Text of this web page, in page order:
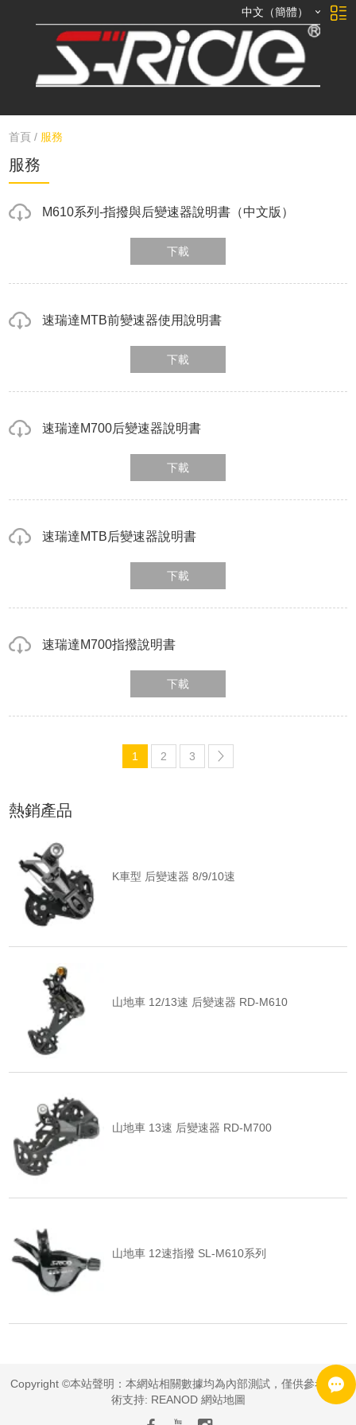
中文（簡體）
首頁 / 服務
服務
M610系列-指撥與后變速器說明書（中文版）
下載
速瑞達MTB前變速器使用說明書
下載
速瑞達M700后變速器說明書
下載
速瑞達MTB后變速器說明書
下載
速瑞達M700指撥說明書
下載
1 2 3
熱銷產品
K車型 后變速器 8/9/10速
山地車 12/13速 后變速器 RD-M610
山地車 13速 后變速器 RD-M700
山地車 12速指撥 SL-M610系列
Copyright ©本站聲明：本網站相關數據均為內部測試，僅供參考 | 技
術支持: REANOD 網站地圖